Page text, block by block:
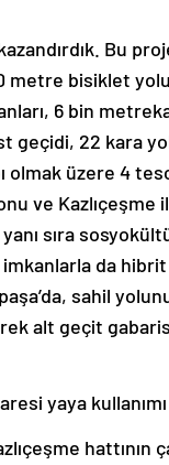
Bu
metre bisiklet
6 bin
geçidi, 22 kara
olmak üzere 4
ve Kazlıçeşme
sıra
da
sahil
alt geçit
yaya kullanımı
hattının